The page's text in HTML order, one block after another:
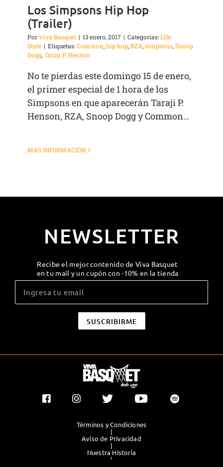
Los Simpsons Hip Hop
(Trailer)
PorViva Basquet | 13 enero, 2017 | Categorías:Life
Style | Etiquetas:Common,hip hop,RZA,simpsons,Snoop
Dogg,Taraji P. Henson
No te pierdas este domingo 15 de enero,
el primer especial de 1 hora de los
Simpsons en que aparecerán Taraji P.
Henson, RZA, Snoop Dogg y Common…
MÁS INFORMACIÓN
NEWSLETTER
Recibe el mejor contenido de Viva Basquet
en tu mail y un cupón con -10% en la tienda
Términos y Condiciones
|
Aviso de Privacidad
|
Nuestra Historia
|